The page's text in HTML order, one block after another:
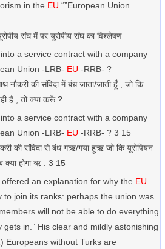
in the EU “”European Union
संघ में पर यूरोपीय संघ का विश्लेषण
a service contract with a company
Union -LRB- EU -RRB- ?
नौकरी की संविदा में बंध जाता/जाती हूँ , जो कि
है , तो क्या करूँ ? .
a service contract with a company
Union -LRB- EU -RRB- ? 3 15
की संविदा से बंध गऋ/गया हूऋ जो कि यूरोपियन
क्या होगा ऋ . 3 15
an explanation for why the EU
to join its ranks: perhaps the union was
will not be able to do everything
in.” His clear and mildly astonishing
Europeans without Turks are